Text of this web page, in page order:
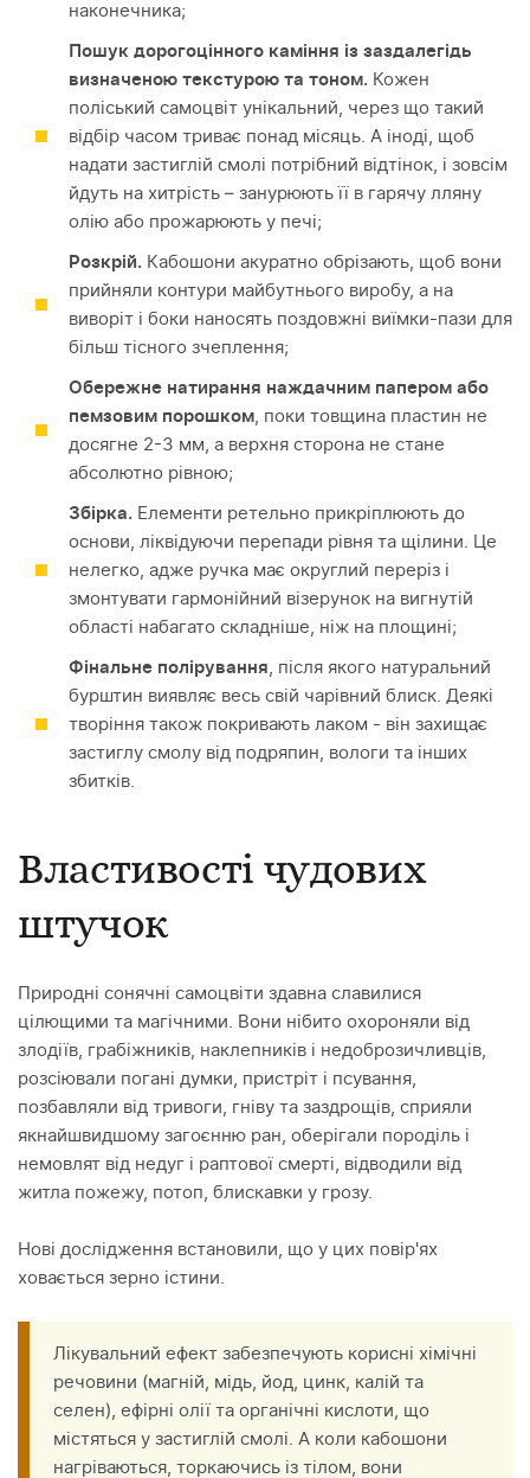
наконечника;
Пошук дорогоцінного каміння із заздалегідь
визначеною текстурою та тоном. Кожен
поліський самоцвіт унікальний, через що такий
відбір часом триває понад місяць. А іноді, щоб
надати застиглій смолі потрібний відтінок, і зовсім
йдуть на хитрість – занурюють її в гарячу лляну
олію або прожарюють у печі;
Розкрій. Кабошони акуратно обрізають, щоб вони
прийняли контури майбутнього виробу, а на
виворіт і боки наносять поздовжні виїмки-пази для
більш тісного зчеплення;
Обережне натирання наждачним папером або
пемзовим порошком , поки товщина пластин не
досягне 2-3 мм, а верхня сторона не стане
абсолютно рівною;
Збірка. Елементи ретельно прикріплюють до
основи, ліквідуючи перепади рівня та щілини. Це
нелегко, адже ручка має округлий переріз і
змонтувати гармонійний візерунок на вигнутій
області набагато складніше, ніж на площині;
Фінальне полірування , після якого натуральний
бурштин виявляє весь свій чарівний блиск. Деякі
творіння також покривають лаком - він захищає
застиглу смолу від подряпин, вологи та інших
збитків.
Властивості чудових
штучок
Природні сонячні самоцвіти здавна славилися
цілющими та магічними. Вони нібито охороняли від
злодіїв, грабіжників, наклепників і недоброзичливців,
розсіювали погані думки, пристріт і псування,
позбавляли від тривоги, гніву та заздрощів, сприяли
якнайшвидшому загоєнню ран, оберігали породіль і
немовлят від недуг і раптової смерті, відводили від
житла пожежу, потоп, блискавки у грозу.
Нові дослідження встановили, що у цих повір'ях
ховається зерно істини.
Лікувальний ефект забезпечують корисні хімічні
речовини (магній, мідь, йод, цинк, калій та
селен), ефірні олії та органічні кислоти, що
містяться у застиглій смолі. А коли кабошони
нагріваються, торкаючись із тілом, вони